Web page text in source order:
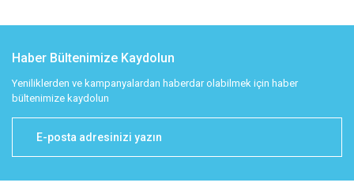
Haber Bültenimize Kaydolun
Yeniliklerden ve kampanyalardan haberdar olabilmek için haber
bültenimize kaydolun